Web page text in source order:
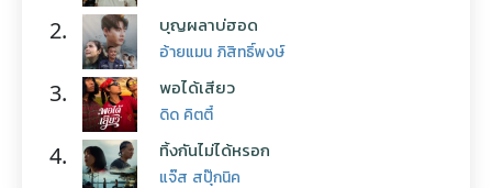
2. บุญผลาบ่ฮอด
อ้ายแมน ภิสิทธิ์พงษ์
3. พอได้เสียว
ดิด คิตตี้
4. ทิ้งกันไม่ได้หรอก
แจ๊ส สปุ๊กนิค